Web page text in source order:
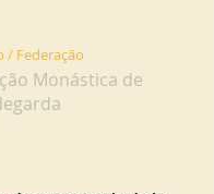
/ Federação
Monástica de